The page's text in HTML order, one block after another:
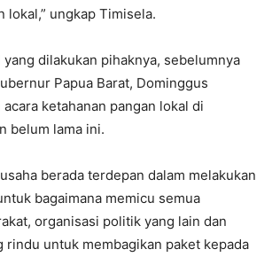
lokal,” ungkap Timisela.
dilakukan pihaknya, sebelumnya
Papua Barat, Dominggus
ketahanan pangan lokal di
belum lama ini.
berada terdepan dalam melakukan
bagaimana memicu semua
organisasi politik yang lain dan
rindu untuk membagikan paket kepada